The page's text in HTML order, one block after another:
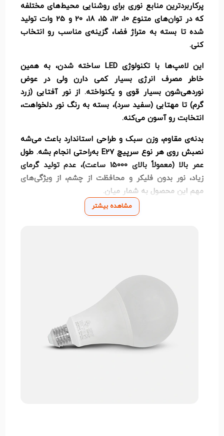
پرکاربردترین منابع نوری برای روشنایی محیط‌های مختلفه
که در توان‌های متنوع 10، 12، 15، 18، 20 و 25 وات تولید
شده تا بسته به متراژ فضا، گزینه‌ی مناسب رو انتخاب
کنی.
این لامپ‌ها با تکنولوژی LED ساخته شدن، به همین
خاطر مصرف انرژی بسیار کمی دارن ولی در عوض
نوردهی‌شون بسیار قوی و یکنواخته. از نور آفتابی (زرد
گرم) تا مهتابی (سفید سرد)، بسته به رنگ نور دلخواهت،
انتخابت رو آسون می‌کنه.
بدنه‌ی مقاوم، وزن سبک و طراحی استاندارد باعث می‌شه
نصبش روی هر نوع سرپیچ E27 به‌راحتی انجام بشه. طول
عمر بالا (معمولاً بالای 15000 ساعت)، عدم تولید گرمای
زیاد، نور بدون فلیکر و محافظت از چشم، از ویژگی‌های
مهم این محصول به شمار میان.
لامپ حبابی تک‌تاب توی خونه‌ها، ادارات، فروشگاه‌ها،
به دنبال محصول دلخواه خود در دسته‌بندی‌های فروشگاه
هستید، به راحتی و با چند کلیک می‌توانید اقدام به خرید
مشاهده بیشتر